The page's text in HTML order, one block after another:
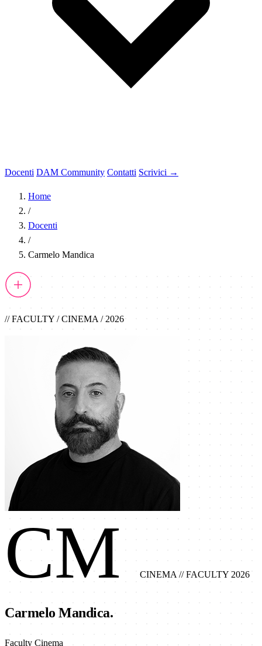
Docenti DAM Community Contatti Scrivici →
Home
/
Docenti
/
Carmelo Mandica
// FACULTY / CINEMA / 2026
CM CINEMA // FACULTY 2026
Carmelo Mandica.
Faculty Cinema